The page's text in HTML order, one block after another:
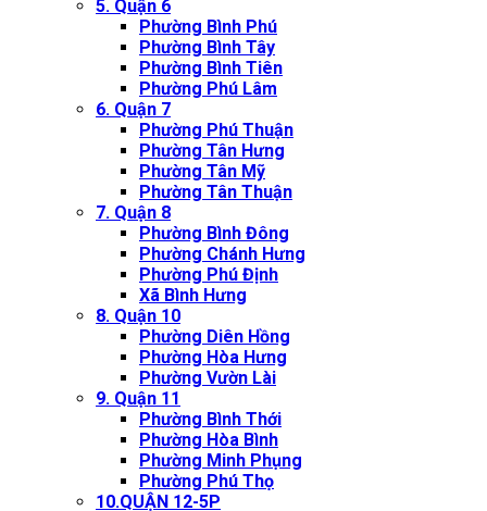
5. Quận 6
Phường Bình Phú
Phường Bình Tây
Phường Bình Tiên
Phường Phú Lâm
6. Quận 7
Phường Phú Thuận
Phường Tân Hưng
Phường Tân Mỹ
Phường Tân Thuận
7. Quận 8
Phường Bình Đông
Phường Chánh Hưng
Phường Phú Định
Xã Bình Hưng
8. Quận 10
Phường Diên Hồng
Phường Hòa Hưng
Phường Vườn Lài
9. Quận 11
Phường Bình Thới
Phường Hòa Bình
Phường Minh Phụng
Phường Phú Thọ
10.QUẬN 12-5P